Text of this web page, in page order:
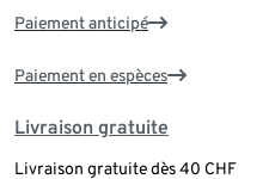
Paiement anticipé
Paiement en espèces
Livraison gratuite
Livraison gratuite dès 40 CHF